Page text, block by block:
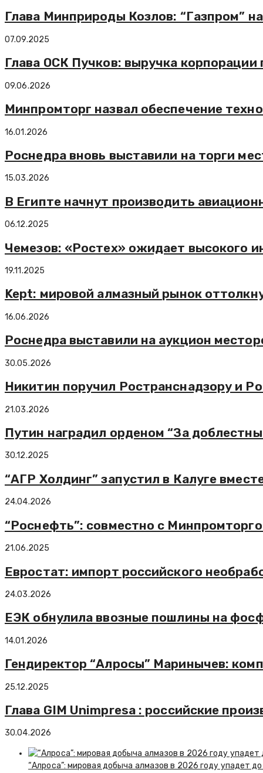
Глава Минприроды Козлов: “Газпром”
07.09.2025
Глава ОСК Пучков: выручка
09.06.2026
Минпромторг назвал обеспечение
16.01.2026
Роснедра вновь выставили на торги
15.03.2026
В Египте начнут производить
06.12.2025
Чемезов: «Ростех» ожидает высокого
19.11.2025
Kept: мировой алмазный рынок
16.06.2026
Роснедра выставили на аукцион
30.05.2026
Никитин поручил Ространснадзору и
21.03.2026
Путин наградил орденом “За
30.12.2025
“АГР Холдинг” запустил в Калуге
24.04.2026
“Роснефть”: совместно с
21.06.2025
Евростат: импорт российского
24.03.2026
ЕЭК обнулила ввозные пошлины на
14.01.2026
Гендиректор “Алросы” Маринычев:
25.12.2025
Глава GIM Unimpresa : российские
30.04.2026
“Алроса”: мировая добыча алмазов в 2026 году упадет